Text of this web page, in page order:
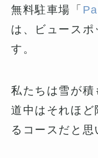
無料駐車場「
は、ビュース
す。
私たちは雪が積
道中はそれほど
るコースだと思